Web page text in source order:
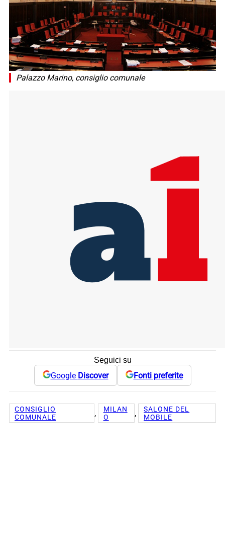
Palazzo Marino, consiglio comunale
Seguici su
Google Discover Fonti preferite
CONSIGLIO
COMUNALE
,
MILAN
O
,
SALONE DEL
MOBILE